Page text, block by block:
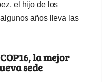
el hijo de los
años lleva las
la mejor
sede